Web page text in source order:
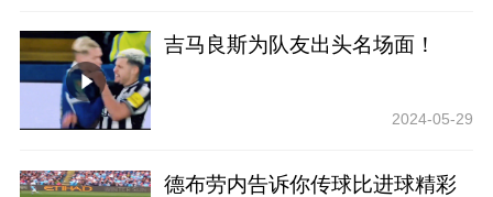
吉马良斯为队友出头名场面！
2024-05-29
德布劳内告诉你传球比进球精彩